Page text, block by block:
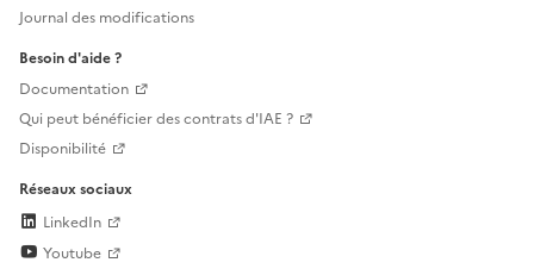
Journal des modifications
Besoin d'aide ?
Documentation
Qui peut bénéficier des contrats d'IAE ?
Disponibilité
Réseaux sociaux
LinkedIn
Youtube